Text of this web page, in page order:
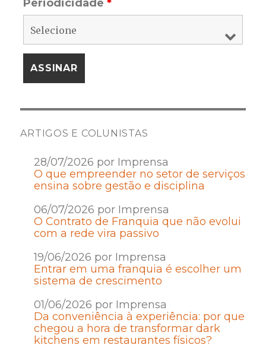
Periodicidade*
ARTIGOS E COLUNISTAS
28/07/2026 por Imprensa
O que empreender no setor de serviços
ensina sobre gestão e disciplina
06/07/2026 por Imprensa
O Contrato de Franquia que não evolui
com a rede vira passivo
19/06/2026 por Imprensa
Entrar em uma franquia é escolher um
sistema de crescimento
01/06/2026 por Imprensa
Da conveniência à experiência: por que
chegou a hora de transformar dark
kitchens em restaurantes físicos?